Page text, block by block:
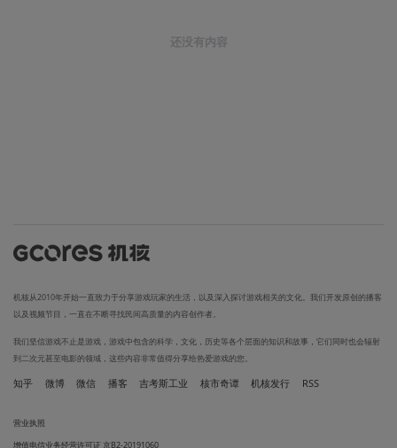
还没有内容
机核从2010年开始一直致力于分享游戏玩家的生活，以及深入探讨游戏相关的文化。我们开发原创的播客
以及视频节目，一直在不断寻找民间高质量的内容创作者。
我们坚信游戏不止是游戏，游戏中包含的科学，文化，历史等各个层面的知识和故事，它们同时也会辐射
到二次元甚至电影的领域，这些内容非常值得分享给热爱游戏的您。
知乎 微博 微信 播客 吉考斯工业 核市奇谭 机核发行 RSS
营业执照
增值电信业务经营许可证 京B2-20191060